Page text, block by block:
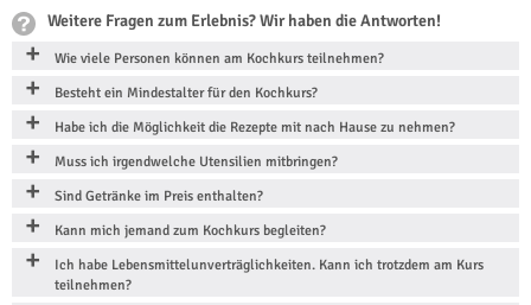
Weitere Fragen zum Erlebnis? Wir haben die Antworten!
Wie viele Personen können am Kochkurs teilnehmen?
Besteht ein Mindestalter für den Kochkurs?
Habe ich die Möglichkeit die Rezepte mit nach Hause zu nehmen?
Muss ich irgendwelche Utensilien mitbringen?
Sind Getränke im Preis enthalten?
Kann mich jemand zum Kochkurs begleiten?
Ich habe Lebensmittelunverträglichkeiten. Kann ich trotzdem am Kurs
teilnehmen?